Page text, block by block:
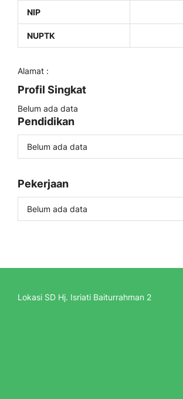
NIP
NUPTK
Alamat :
Profil Singkat
Belum ada data
Pendidikan
Belum ada data
Pekerjaan
Belum ada data
Lokasi SD Hj. Isriati Baiturrahman 2